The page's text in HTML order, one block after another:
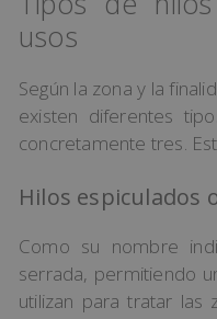
usos
Según la zona y la
existen diferentes
concretamente tres.
Hilos espiculados
Como su nombre
serrada, permitiendo
utilizan para tratar las